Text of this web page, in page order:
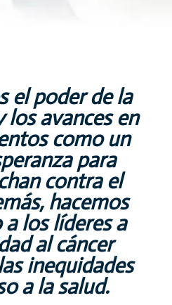
el poder de la
los avances en
como un
para
contra el
hacemos
los líderes a
al cáncer
inequidades
a la salud.